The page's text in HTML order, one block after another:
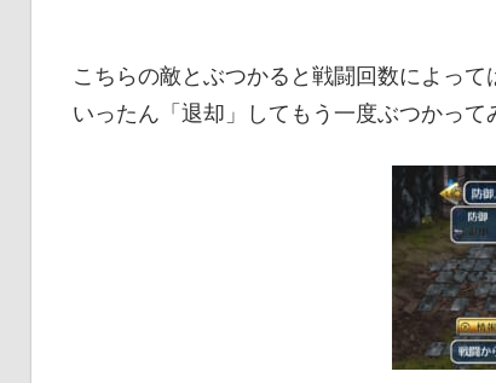
こちらの敵とぶつかると戦闘回数によっ
いったん「退却」してもう一度ぶつかって